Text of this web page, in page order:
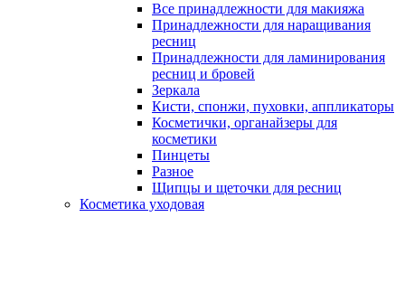
Все принадлежности для макияжа
Принадлежности для наращивания
ресниц
Принадлежности для ламинирования
ресниц и бровей
Зеркала
Кисти, спонжи, пуховки, аппликаторы
Косметички, органайзеры для
косметики
Пинцеты
Разное
Щипцы и щеточки для ресниц
Косметика уходовая